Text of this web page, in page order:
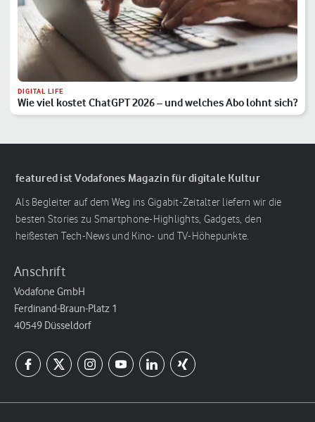
DIGITAL LIFE
Wie viel kostet ChatGPT 2026 – und welches Abo lohnt sich?
featured ist Vodafones Magazin für digitale Kultur
Als Begleiter auf dem Weg ins Gigabit-Zeitalter liefern wir die
besten Stories zu Smartphone-Highlights, Gadgets, den
heißesten Tech-News und Kino- und TV-Höhepunkte.
Anschrift
Vodafone GmbH
Ferdinand-Braun-Platz 1
40549 Düsseldorf